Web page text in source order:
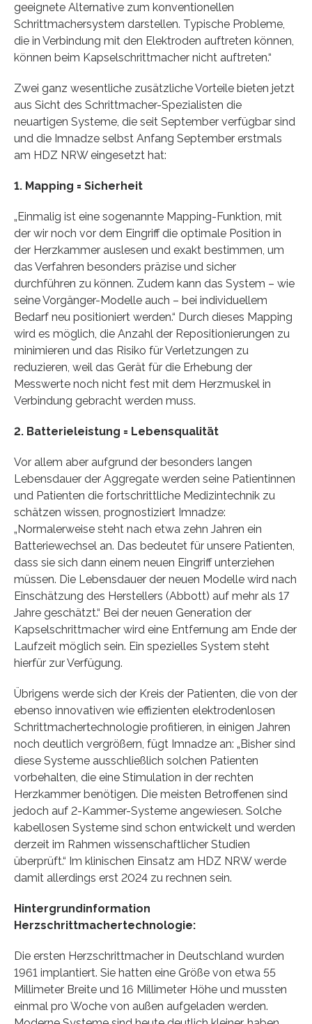
geeignete Alternative zum konventionellen
Schrittmachersystem darstellen. Typische Probleme,
die in Verbindung mit den Elektroden auftreten können,
können beim Kapselschrittmacher nicht auftreten.“
Zwei ganz wesentliche zusätzliche Vorteile bieten jetzt
aus Sicht des Schrittmacher-Spezialisten die
neuartigen Systeme, die seit September verfügbar sind
und die Imnadze selbst Anfang September erstmals
am HDZ NRW eingesetzt hat:
1. Mapping = Sicherheit
„Einmalig ist eine sogenannte Mapping-Funktion, mit
der wir noch vor dem Eingriff die optimale Position in
der Herzkammer auslesen und exakt bestimmen, um
das Verfahren besonders präzise und sicher
durchführen zu können. Zudem kann das System – wie
seine Vorgänger-Modelle auch – bei individuellem
Bedarf neu positioniert werden.“ Durch dieses Mapping
wird es möglich, die Anzahl der Repositionierungen zu
minimieren und das Risiko für Verletzungen zu
reduzieren, weil das Gerät für die Erhebung der
Messwerte noch nicht fest mit dem Herzmuskel in
Verbindung gebracht werden muss.
2. Batterieleistung = Lebensqualität
Vor allem aber aufgrund der besonders langen
Lebensdauer der Aggregate werden seine Patientinnen
und Patienten die fortschrittliche Medizintechnik zu
schätzen wissen, prognostiziert Imnadze:
„Normalerweise steht nach etwa zehn Jahren ein
Batteriewechsel an. Das bedeutet für unsere Patienten,
dass sie sich dann einem neuen Eingriff unterziehen
müssen. Die Lebensdauer der neuen Modelle wird nach
Einschätzung des Herstellers (Abbott) auf mehr als 17
Jahre geschätzt.“ Bei der neuen Generation der
Kapselschrittmacher wird eine Entfernung am Ende der
Laufzeit möglich sein. Ein spezielles System steht
hierfür zur Verfügung.
Übrigens werde sich der Kreis der Patienten, die von der
ebenso innovativen wie effizienten elektrodenlosen
Schrittmachertechnologie profitieren, in einigen Jahren
noch deutlich vergrößern, fügt Imnadze an: „Bisher sind
diese Systeme ausschließlich solchen Patienten
vorbehalten, die eine Stimulation in der rechten
Herzkammer benötigen. Die meisten Betroffenen sind
jedoch auf 2-Kammer-Systeme angewiesen. Solche
kabellosen Systeme sind schon entwickelt und werden
derzeit im Rahmen wissenschaftlicher Studien
überprüft.“ Im klinischen Einsatz am HDZ NRW werde
damit allerdings erst 2024 zu rechnen sein.
Hintergrundinformation
Herzschrittmachertechnologie:
Die ersten Herzschrittmacher in Deutschland wurden
1961 implantiert. Sie hatten eine Größe von etwa 55
Millimeter Breite und 16 Millimeter Höhe und mussten
einmal pro Woche von außen aufgeladen werden.